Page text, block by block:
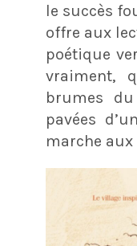
le succès
offre aux
poétique
vraiment,
brumes
pavées
marche aux